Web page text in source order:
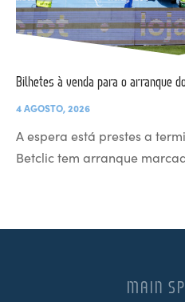
Bilhetes à venda para o arranque
4 AGOSTO, 2026
A espera está prestes a
Betclic tem arranque
MAIN